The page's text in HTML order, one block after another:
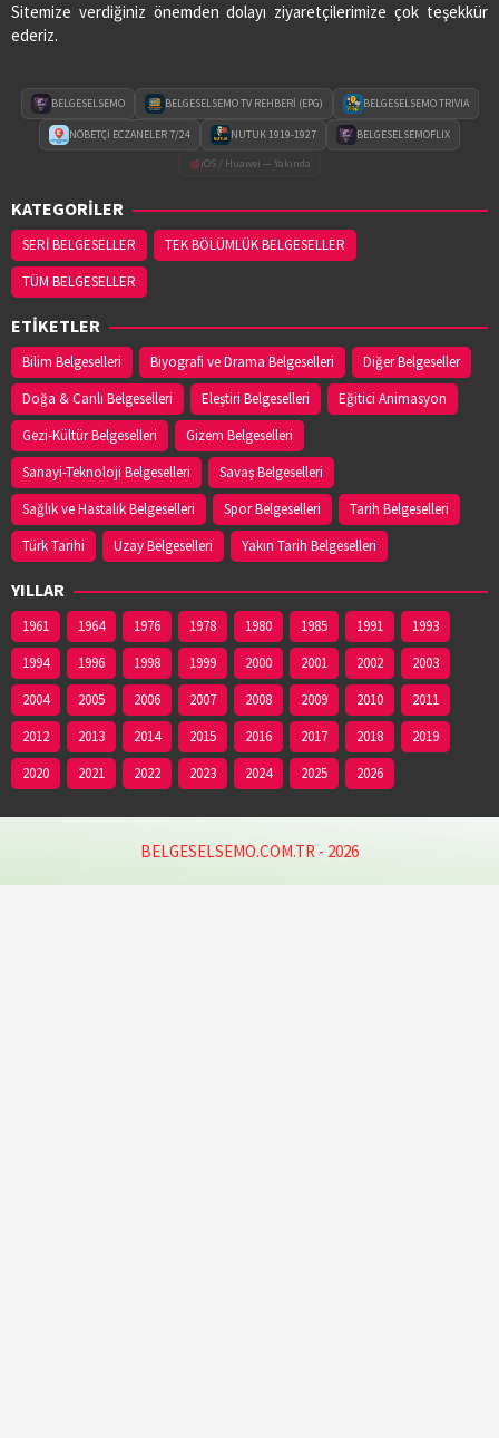
Sitemize verdiğiniz önemden dolayı ziyaretçilerimize çok teşekkür
ederiz.
BELGESELSEMO BELGESELSEMO TV REHBERİ (EPG) BELGESELSEMO TRIVIA
NÖBETÇİ ECZANELER 7/24 NUTUK 1919-1927
BELGESELSEMOFLIX
iOS / Huawei — Yakında
KATEGORİLER
SERİ BELGESELLER
TEK BÖLÜMLÜK BELGESELLER
TÜM BELGESELLER
ETİKETLER
Bilim Belgeselleri Biyografi ve Drama Belgeselleri
Diğer Belgeseller
Doğa & Canlı Belgeselleri
Eleştiri Belgeselleri
Eğitici Animasyon
Gezi-Kültür Belgeselleri
Gizem Belgeselleri
Sanayi-Teknoloji Belgeselleri
Savaş Belgeselleri
Sağlık ve Hastalık Belgeselleri
Spor Belgeselleri
Tarih Belgeselleri
Türk Tarihi
Uzay Belgeselleri Yakın Tarih Belgeselleri
YILLAR
1961 1964 1976 1978 1980 1985 1991
1993
1994
1996 1998 1999 2000 2001 2002
2003
2004
2005 2006 2007 2008 2009 2010
2011
2012
2013 2014 2015 2016 2017 2018
2019
2020
2021 2022 2023 2024 2025 2026
BELGESELSEMO.COM.TR - 2026